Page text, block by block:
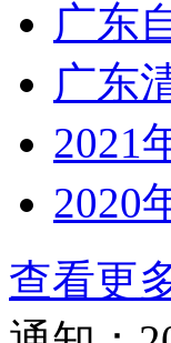
广东
广东
2021
2020
查看更